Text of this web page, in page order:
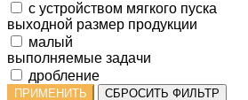
с устройством мягкого пуска
выходной размер продукции
малый
выполняемые задачи
дробление
ПРИМЕНИТЬ СБРОСИТЬ ФИЛЬТР